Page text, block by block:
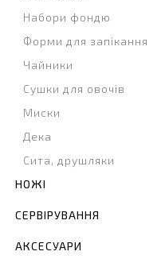
Набори фондю
Форми для запікання
Чайники
Сушки для овочів
Миски
Дека
Сита, друшляки
НОЖІ
СЕРВІРУВАННЯ
АКСЕСУАРИ